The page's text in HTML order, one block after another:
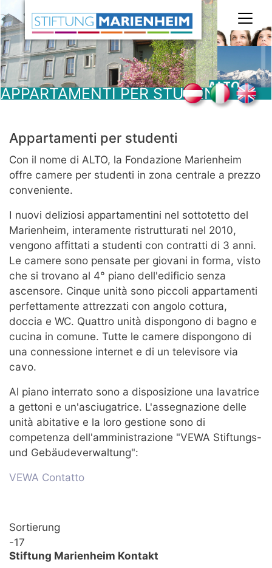
al
contenuto
principale
APPARTAMENTI PER STUDENTI
Appartamenti per studenti
Con il nome di ALTO, la Fondazione Marienheim
offre camere per studenti in zona centrale a prezzo
conveniente.
I nuovi deliziosi appartamentini nel sottotetto del
Marienheim, interamente ristrutturati nel 2010,
vengono affittati a studenti con contratti di 3 anni.
Le camere sono pensate per giovani in forma, visto
che si trovano al 4° piano dell'edificio senza
ascensore. Cinque unità sono piccoli appartamenti
perfettamente attrezzati con angolo cottura,
doccia e WC. Quattro unità dispongono di bagno e
cucina in comune. Tutte le camere dispongono di
una connessione internet e di un televisore via
cavo.
Al piano interrato sono a disposizione una lavatrice
a gettoni e un'asciugatrice. L'assegnazione delle
unità abitative e la loro gestione sono di
competenza dell'amministrazione "VEWA Stiftungs-
und Gebäudeverwaltung":
VEWA Contatto
Sortierung
-17
Stiftung Marienheim Kontakt